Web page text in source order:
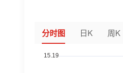
分时图 日K 周K